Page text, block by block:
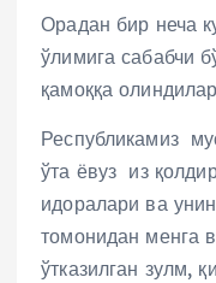
Орадан бир неча
ўлимига сабабчи
қамоққа
Республикамиз
ўта ёвуз из
идоралари ва
томонидан менга
ўтказилган зулм,